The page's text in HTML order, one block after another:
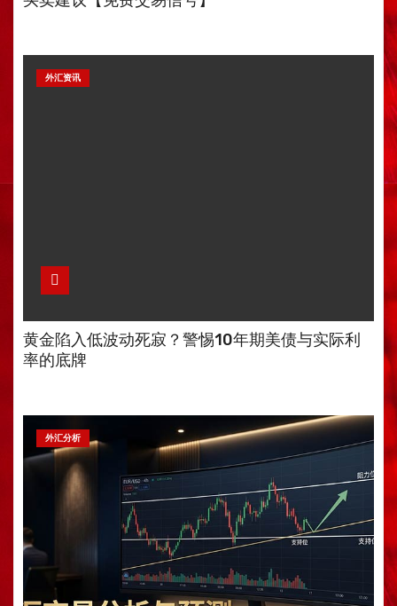
外汇资讯
黄金陷入低波动死寂？警惕10年期美债与实际利
率的底牌
外汇分析